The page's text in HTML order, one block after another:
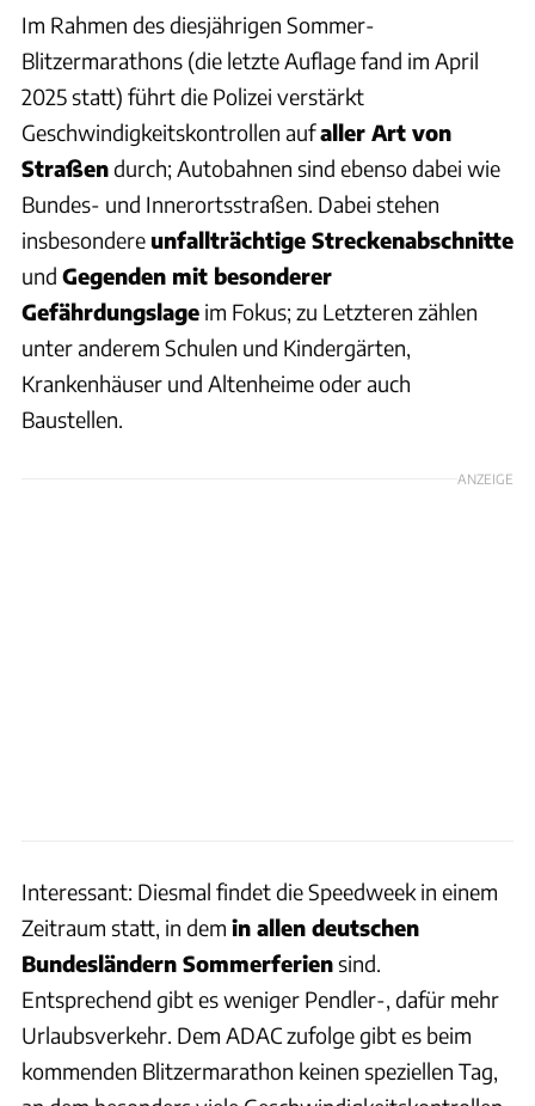
Im Rahmen des diesjährigen Sommer-
Blitzermarathons (die letzte Auflage fand im April
2025 statt) führt die Polizei verstärkt
Geschwindigkeitskontrollen aufaller Art von
Straßendurch; Autobahnen sind ebenso dabei wie
Bundes- und Innerortsstraßen. Dabei stehen
insbesondereunfallträchtige Streckenabschnitte
und Gegenden mit besonderer
Gefährdungslage im Fokus; zu Letzteren zählen
unter anderem Schulen und Kindergärten,
Krankenhäuser und Altenheime oder auch
Baustellen.
ANZEIGE
Interessant: Diesmal findet die Speedweek in einem
Zeitraum statt, in dem in allen deutschen
Bundesländern Sommerferiensind.
Entsprechend gibt es weniger Pendler-, dafür mehr
Urlaubsverkehr. Dem ADAC zufolge gibt es beim
kommenden Blitzermarathon keinen speziellen Tag,